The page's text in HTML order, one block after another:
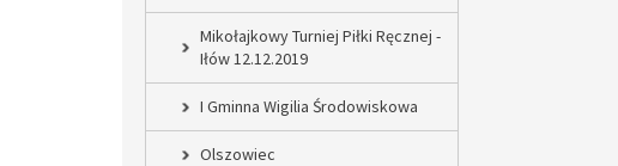
Mikołajkowy Turniej Piłki Ręcznej -
Iłów 12.12.2019
I Gminna Wigilia Środowiskowa
Olszowiec